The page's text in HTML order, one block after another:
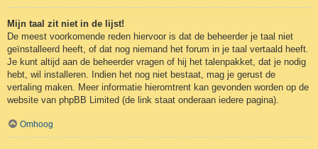
Mijn taal zit niet in de lijst!
De meest voorkomende reden hiervoor is dat de beheerder je taal niet
geïnstalleerd heeft, of dat nog niemand het forum in je taal vertaald heeft.
Je kunt altijd aan de beheerder vragen of hij het talenpakket, dat je nodig
hebt, wil installeren. Indien het nog niet bestaat, mag je gerust de
vertaling maken. Meer informatie hieromtrent kan gevonden worden op de
website van phpBB Limited (de link staat onderaan iedere pagina).
Omhoog